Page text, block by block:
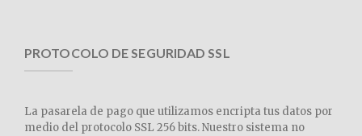
PROTOCOLO DE SEGURIDAD SSL
La pasarela de pago que utilizamos encripta tus datos por
medio del protocolo SSL 256 bits. Nuestro sistema no